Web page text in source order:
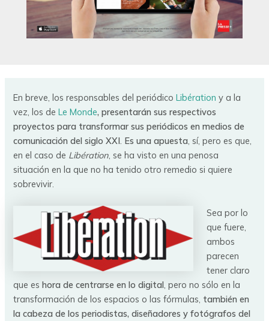
En breve, los responsables del periódicoLibération y a la
vez, los deLe Monde, presentarán sus respectivos
proyectos para transformar sus periódicos en medios de
comunicación del siglo XXI. Es una apuesta, sí, pero es que,
en el caso de Libération, se ha visto en una penosa
situación en la que no ha tenido otro remedio si quiere
sobrevivir.
Sea por lo
que fuere,
ambos
parecen
tener claro
que eshora de centrarse en lo digital, pero no sólo en la
transformación de los espacios o las fórmulas, también en
la cabeza de los periodistas, diseñadores y fotógrafos del